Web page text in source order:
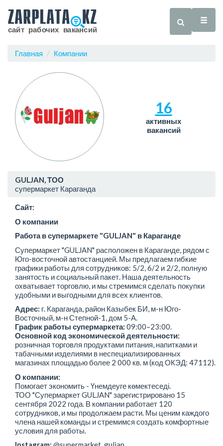
Главная Компании
16
активных
вакансий
GULJAN, ТОО
супермаркет Караганда
Сайт:
О компании
Работа в супермаркете "GULJAN" в Караганде
Супермаркет "GULJAN" расположен в Караганде, рядом с
Юго-восточной автостанцией. Мы предлагаем гибкие
графики работы для сотрудников: 5/2, 6/2 и 2/2, полную
занятость и социальный пакет. Наша деятельность
охватывает торговлю, и мы стремимся сделать покупки
удобными и выгодными для всех клиентов.
Адрес: г. Караганда, район Казыбек БИ, м-н Юго-
Восточный, м-н Степной-1, дом 5-А.
График работы супермаркета: 09:00–23:00.
Основной код экономической деятельности:
розничная торговля продуктами питания, напитками и
табачными изделиями в неспециализированных
магазинах площадью более 2 000 кв. м (код ОКЭД: 47112).
О компании:
Помогает экономить - Үнемдеуге көмектеседі.
ТОО "Супермаркет GULJAN" зарегистрировано 15
сентября 2022 года. В компании работает 120
сотрудников, и мы продолжаем расти. Мы ценим каждого
члена нашей команды и стремимся создать комфортные
условия для работы.